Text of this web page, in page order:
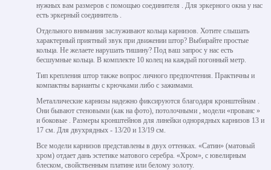
нужных вам размеров с помощью соединителя . Для эркерного окна у нас
есть эркерный соединитель .
Отдельного внимания заслуживают кольца карнизов. Хотите слышать
характерный приятный звук при движении штор? Выбирайте простые
кольца. Не желаете нарушать тишину? Под ваш запрос у нас есть
бесшумные кольца. В комплекте 10 колец на каждый погонный метр.
Тип крепления штор также вопрос личного предпочтения. Практичны и
компактны варианты с крючками либо с зажимами.
Металлические карнизы надежно фиксируются благодаря кронштейнам .
Они бывают стеновыми (как на фото), потолочными , модели «прованс »
и боковые . Размеры кронштейнов для линейки однорядных карнизов 13 и
17 см. Для двухрядных - 13/20 и 13/19 см.
Все модели карнизов представлены в двух оттенках. «Сатин» (матовый
хром) отдает дань эстетике матового серебра. «Хром», с ювелирным
блеском, свойственным платине или белому золоту.